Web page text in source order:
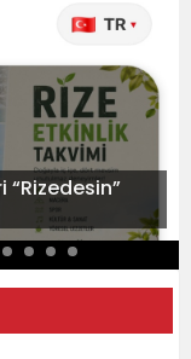
“Rizedesin”